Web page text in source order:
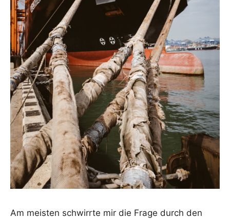
Am meis­ten schwirr­te mir die Fra­ge durch den